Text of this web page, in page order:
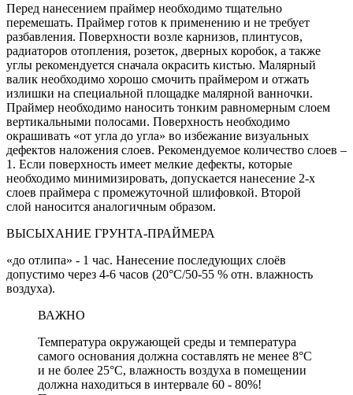
Перед нанесением праймер необходимо тщательно
перемешать. Праймер готов к применению и не требует
разбавления. Поверхности возле карнизов, плинтусов,
радиаторов отопления, розеток, дверных коробок, а также
углы рекомендуется сначала окрасить кистью. Малярный
валик необходимо хорошо смочить праймером и отжать
излишки на специальной площадке малярной ванночки.
Праймер необходимо наносить тонким равномерным слоем
вертикальными полосами. Поверхность необходимо
окрашивать «от угла до угла» во избежание визуальных
дефектов наложения слоев. Рекомендуемое количество слоев –
1. Если поверхность имеет мелкие дефекты, которые
необходимо минимизировать, допускается нанесение 2-х
слоев праймера с промежуточной шлифовкой. Второй
слой наносится аналогичным образом.
ВЫСЫХАНИЕ ГРУНТА-ПРАЙМЕРА
«до отлипа» - 1 час. Нанесение последующих слоёв
допустимо через 4-6 часов (20°C/50-55 % отн. влажность
воздуха).
ВАЖНО
Температура окружающей среды и температура
самого основания должна составлять не менее 8°C
и не более 25°C, влажность воздуха в помещении
должна находиться в интервале 60 - 80%!